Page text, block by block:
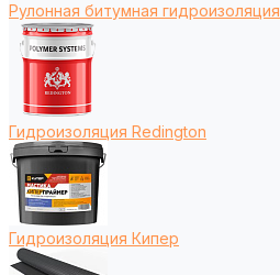
Рулонная битумная гидроизоляция
Гидроизоляция Redington
Гидроизоляция Кипер